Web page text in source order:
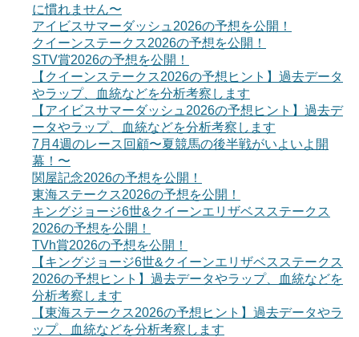
に慣れません〜
アイビスサマーダッシュ2026の予想を公開！
クイーンステークス2026の予想を公開！
STV賞2026の予想を公開！
【クイーンステークス2026の予想ヒント】過去データ
やラップ、血統などを分析考察します
【アイビスサマーダッシュ2026の予想ヒント】過去デ
ータやラップ、血統などを分析考察します
7月4週のレース回顧〜夏競馬の後半戦がいよいよ開
幕！〜
関屋記念2026の予想を公開！
東海ステークス2026の予想を公開！
キングジョージ6世&クイーンエリザベスステークス
2026の予想を公開！
TVh賞2026の予想を公開！
【キングジョージ6世&クイーンエリザベスステークス
2026の予想ヒント】過去データやラップ、血統などを
分析考察します
【東海ステークス2026の予想ヒント】過去データやラ
ップ、血統などを分析考察します